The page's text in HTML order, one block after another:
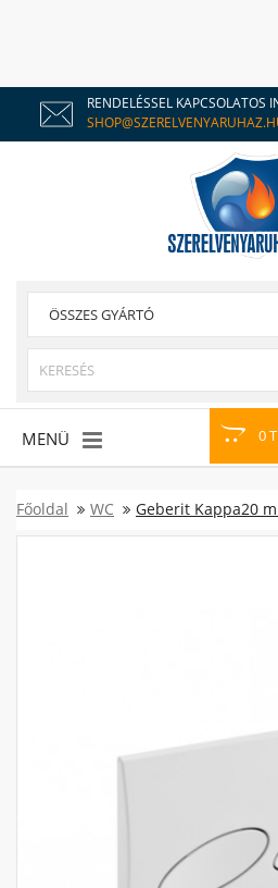
RENDELÉSSEL KAPCSOLATOS
0
MENÜ
Főoldal WC Geberit Kappa20